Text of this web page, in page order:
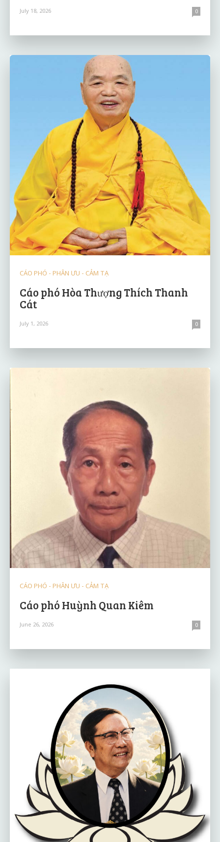
July 18, 2026 0
CÁO PHÓ - PHÂN ƯU - CẢM TẠ
Cáo phó Hòa Thượng Thích Thanh
Cát
July 1, 2026 0
CÁO PHÓ - PHÂN ƯU - CẢM TẠ
Cáo phó Huỳnh Quan Kiêm
June 26, 2026 0